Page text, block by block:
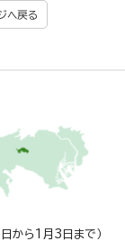
へ戻る
から1月3日まで）